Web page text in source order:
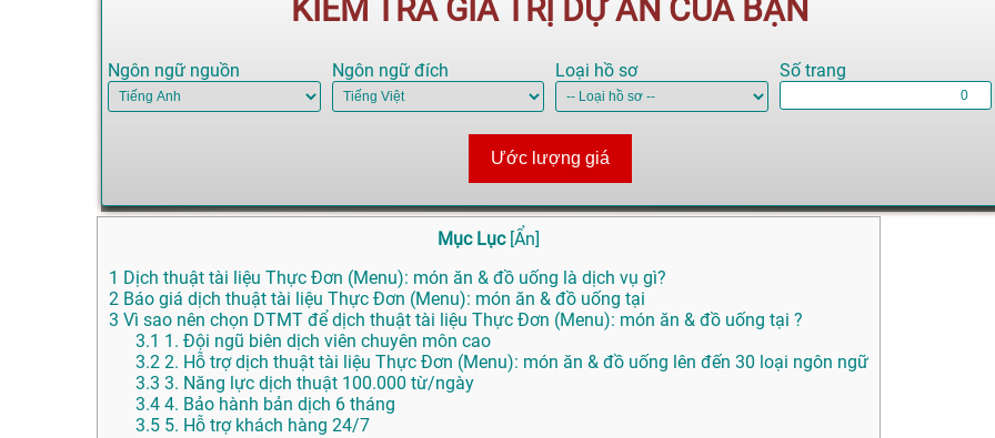
KIỂM TRA GIÁ TRỊ DỰ ÁN CỦA BẠN
Ngôn ngữ nguồn Ngôn ngữ đích Loại hồ sơ Số trang
Ước lượng giá
Mục Lục [Ẩn]
1 Dịch thuật tài liệu Thực Đơn (Menu): món ăn & đồ uống là dịch vụ gì?
2 Báo giá dịch thuật tài liệu Thực Đơn (Menu): món ăn & đồ uống tại
3 Vì sao nên chọn DTMT để dịch thuật tài liệu Thực Đơn (Menu): món ăn & đồ uống tại ?
3.1 1. Đội ngũ biên dịch viên chuyên môn cao
3.2 2. Hỗ trợ dịch thuật tài liệu Thực Đơn (Menu): món ăn & đồ uống lên đến 30 loại ngôn ngữ
3.3 3. Năng lực dịch thuật 100.000 từ/ngày
3.4 4. Bảo hành bản dịch 6 tháng
3.5 5. Hỗ trợ khách hàng 24/7